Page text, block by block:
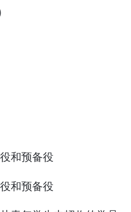
和预备役
和预备役